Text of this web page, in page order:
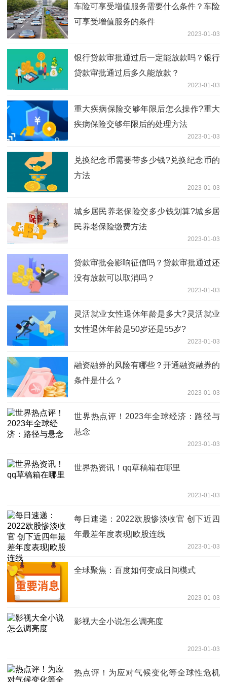
车险可享受增值服务需要什么条件？车险
可享受增值服务的条件
2023-01-03
银行贷款审批通过后一定能放款吗？银行
贷款审批通过后多久能放款？
2023-01-03
重大疾病保险交够年限后怎么操作?重大
疾病保险交够年限后的处理方法
2023-01-03
兑换纪念币需要带多少钱?兑换纪念币的
方法
2023-01-03
城乡居民养老保险交多少钱划算?城乡居
民养老保险缴费方法
2023-01-03
贷款审批会影响征信吗？贷款审批通过还
没有放款可以取消吗？
2023-01-03
灵活就业女性退休年龄是多大?灵活就业
女性退休年龄是50岁还是55岁?
2023-01-03
融资融券的风险有哪些？开通融资融券的
条件是什么？
2023-01-03
世界热点评！2023年全球经济：路径与
悬念
2023-01-03
世界热资讯！qq草稿箱在哪里
2023-01-03
每日速递：2022欧股惨淡收官 创下近四
年最差年度表现|欧股连线
2023-01-03
全球聚焦：百度如何变成日间模式
2023-01-03
影视大全小说怎么调亮度
2023-01-03
热点评！为应对气候变化等全球性危机